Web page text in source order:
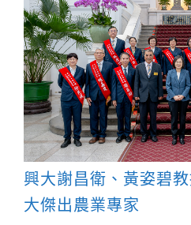
興大謝昌衛、黃姿碧
大傑出農業專家